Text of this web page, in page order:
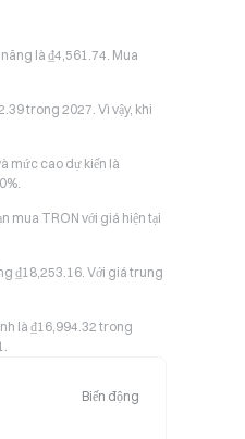
là ₫4,561.74. Mua
trong 2027. Vì vậy, khi
mức cao dự kiến là
mua TRON với giá hiện tại
₫18,253.16. Với giá trung
là ₫16,994.32 trong
Biến động